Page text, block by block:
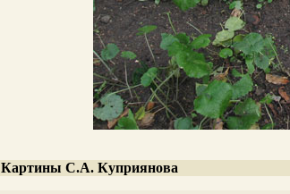
Картины С.А. Куприянова